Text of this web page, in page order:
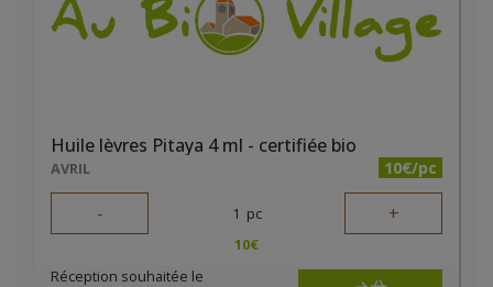
Huile lèvres Pitaya 4 ml - certifiée bio
AVRIL 10€/pc
- 1 pc +
10€
Réception souhaitée le